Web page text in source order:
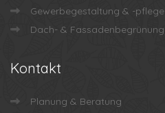
Gewerbegestaltung & -pflege
Dach- & Fassadenbegrünung
Kontakt
Planung & Beratung